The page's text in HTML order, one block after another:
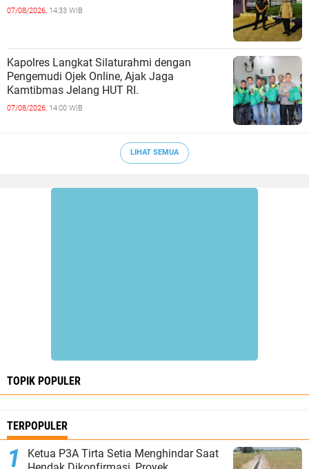
07/08/2026, 14:33 WIB
Kapolres Langkat Silaturahmi dengan
Pengemudi Ojek Online, Ajak Jaga
Kamtibmas Jelang HUT RI.
07/08/2026, 14:00 WIB
LIHAT SEMUA
TOPIK POPULER
TERPOPULER
Ketua P3A Tirta Setia Menghindar Saat